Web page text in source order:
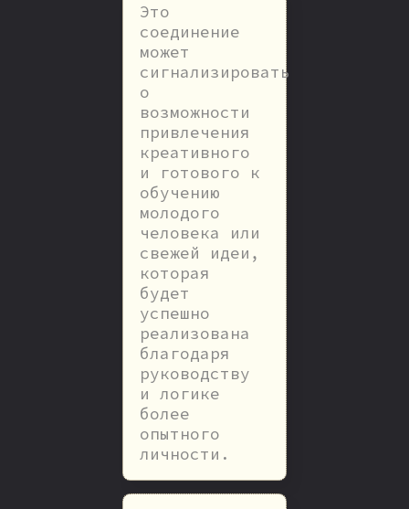
Это
соединение
может
сигнализировать
о
возможности
привлечения
креативного
и готового к
обучению
молодого
человека или
свежей идеи,
которая
будет
успешно
реализована
благодаря
руководству
и логике
более
опытного
личности.